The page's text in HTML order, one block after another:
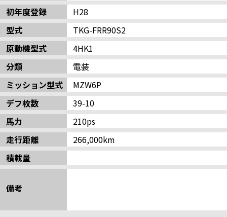
初年度登録
H28
型式
TKG-FRR90S2
原動機型式
4HK1
分類
電装
ミッション型式
MZW6P
デフ枚数
39-10
馬力
210ps
走行距離
266,000km
積載量
備考